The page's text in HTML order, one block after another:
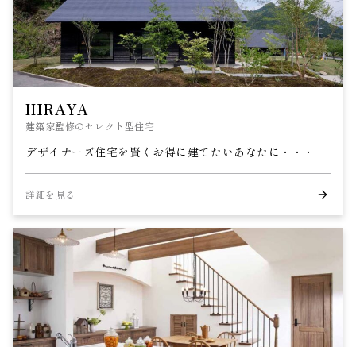
HIRAYA
建築家監修のセレクト型住宅
デザイナーズ住宅を賢くお得に建てたいあなたに・・・
詳細を見る